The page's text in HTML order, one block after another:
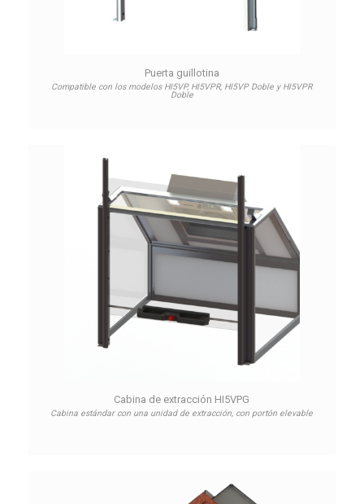
Puerta guillotina
Compatible con los modelos HI5VP, HI5VPR, HI5VP Doble y HI5VPR
Doble
Cabina de extracción HI5VPG
Cabina estándar con una unidad de extracción, con portón elevable